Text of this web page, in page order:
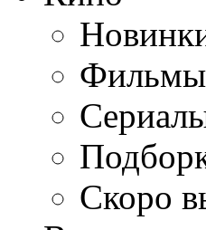
Фильмы
Скоро